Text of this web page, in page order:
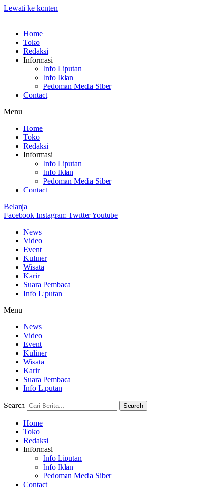
Lewati ke konten
Home
Toko
Redaksi
Informasi
Info Liputan
Info Iklan
Pedoman Media Siber
Contact
Menu
Home
Toko
Redaksi
Informasi
Info Liputan
Info Iklan
Pedoman Media Siber
Contact
Belanja
Facebook Instagram TwitterYoutube
News
Video
Event
Kuliner
Wisata
Karir
Suara Pembaca
Info Liputan
Menu
News
Video
Event
Kuliner
Wisata
Karir
Suara Pembaca
Info Liputan
Search Search
Home
Toko
Redaksi
Informasi
Info Liputan
Info Iklan
Pedoman Media Siber
Contact